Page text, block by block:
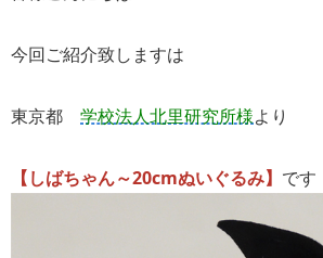
今回ご紹介致しますは
東京都 学校法人北里研究所様より
【しばちゃん～20cmぬいぐるみ】 です